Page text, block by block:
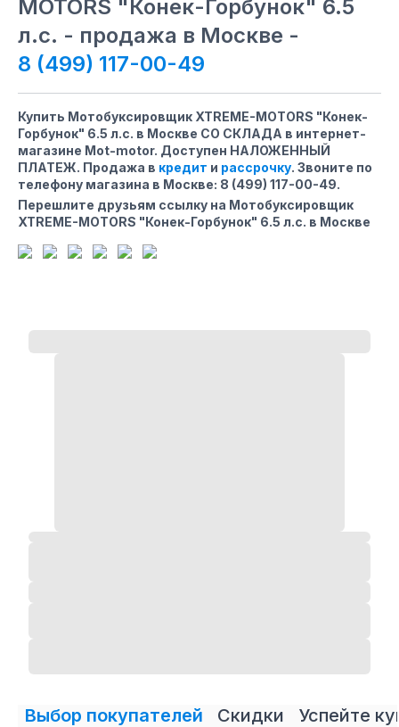
MOTORS "Конек-Горбунок" 6.5
л.с. - продажа в Москве -
8 (499) 117-00-49
Купить Мотобуксировщик XTREME-MOTORS "Конек-
Горбунок" 6.5 л.с. в Москве СО СКЛАДА в интернет-
магазине Mot-motor. Доступен НАЛОЖЕННЫЙ
ПЛАТЕЖ. Продажа в кредит и рассрочку. Звоните по
телефону магазина в Москве: 8 (499) 117-00-49.
Перешлите друзьям ссылку на Мотобуксировщик
XTREME-MOTORS "Конек-Горбунок" 6.5 л.с. в Москве
Выбор покупателей Скидки Успейте